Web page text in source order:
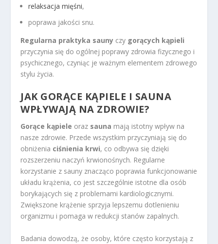
relaksacja mięśni,
poprawa jakości snu.
Regularna praktyka sauny czy gorących kąpieli
przyczynia się do ogólnej poprawy zdrowia fizycznego i
psychicznego, czyniąc je ważnym elementem zdrowego
stylu życia.
JAK GORĄCE KĄPIELE I SAUNA
WPŁYWAJĄ NA ZDROWIE?
Gorące kąpiele oraz sauna mają istotny wpływ na
nasze zdrowie. Przede wszystkim przyczyniają się do
obniżenia ciśnienia krwi, co odbywa się dzięki
rozszerzeniu naczyń krwionośnych. Regularne
korzystanie z sauny znacząco poprawia funkcjonowanie
układu krążenia, co jest szczególnie istotne dla osób
borykających się z problemami kardiologicznymi.
Zwiększone krążenie sprzyja lepszemu dotlenieniu
organizmu i pomaga w redukcji stanów zapalnych.
Badania dowodzą, że osoby, które często korzystają z